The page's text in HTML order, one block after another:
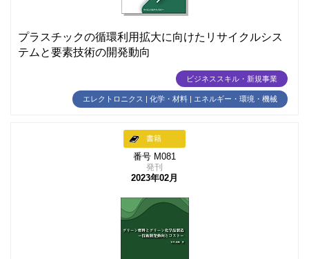
プラスチックの循環利用拡大に向けたリサイクルシス
テムと要素技術の開発動向
ビジネススキル・新規事業
エレクトロニクス | 化学・材料 | エネルギー・環境・機械
書籍
番号 M081
発刊
2023年02月